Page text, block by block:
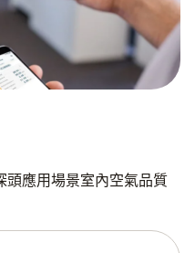
頭應用場景室內空氣品質